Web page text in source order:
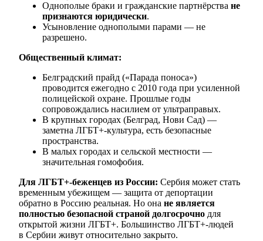
Однополые браки и гражданские партнёрства не
признаются юридически.
Усыновление однополыми парами — не
разрешено.
Общественный климат:
Белградский прайд («Парада поноса»)
проводится ежегодно с 2010 года при усиленной
полицейской охране. Прошлые годы
сопровождались насилием от ультраправых.
В крупных городах (Белград, Нови Сад) —
заметна ЛГБТ+-культура, есть безопасные
пространства.
В малых городах и сельской местности —
значительная гомофобия.
Для ЛГБТ+-беженцев из России: Сербия может стать
временным убежищем — защита от депортации
обратно в Россию реальная. Но она не является
полностью безопасной страной долгосрочно для
открытой жизни ЛГБТ+. Большинство ЛГБТ+-людей
в Сербии живут относительно закрыто.